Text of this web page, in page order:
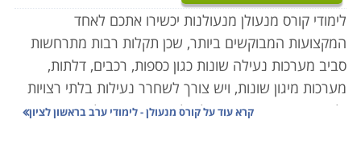
לימודי קורס מנעולן מנעולנות יכשירו אתכם לאחד
המקצועות המבוקשים ביותר, שכן תקלות רבות מתרחשות
סביב מערכות נעילה שונות כגון כספות, רכבים, דלתות,
מערכות מיגון שונות, ויש צורך לשחרר נעילות בלתי רצויות
ולשחרר מפתחות, תוך יכולת לאבחן את התקלה באופן מהיר,
קרא עוד עלקורס מנעולן - לימודי ערב בראשון לציון